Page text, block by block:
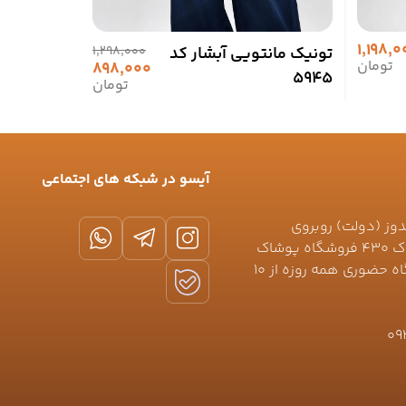
تومان
تونیک مانتویی آبشار کد
5945
1,298,000
898,000
تومان
(دولت) روبروی
خیابان نعمتی (کیکاووس) پلاک ۴۳۰ فروشگاه پوشاک
جلیلوند 🕛ساعت کاری فروشگاه حضوری همه روزه از ۱۰
آیسو در شبکه های اجتماعی